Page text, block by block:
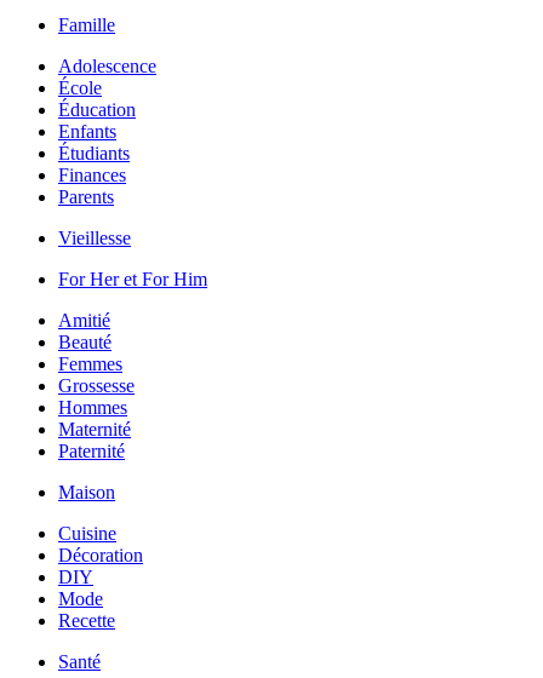
Famille
Adolescence
École
Éducation
Enfants
Étudiants
Finances
Parents
Vieillesse
For Her et For Him
Amitié
Beauté
Femmes
Grossesse
Hommes
Maternité
Paternité
Maison
Cuisine
Décoration
DIY
Mode
Recette
Santé